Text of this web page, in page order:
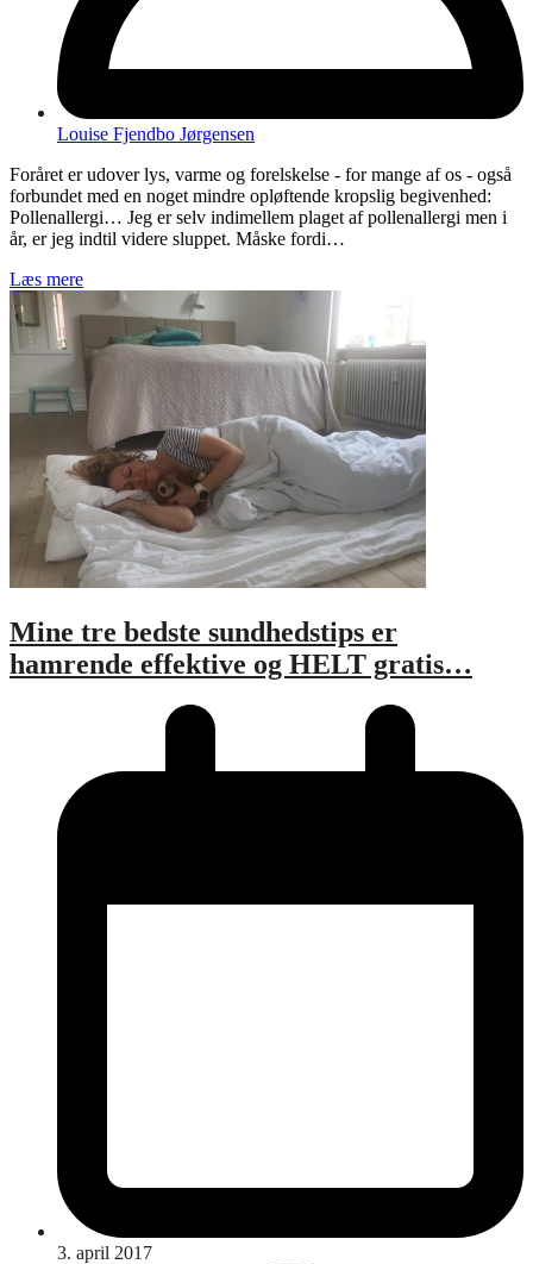
Louise Fjendbo Jørgensen
Foråret er udover lys, varme og forelskelse - for mange af os - også
forbundet med en noget mindre opløftende kropslig begivenhed:
Pollenallergi… Jeg er selv indimellem plaget af pollenallergi men i
år, er jeg indtil videre sluppet. Måske fordi…
Læs mere
Mine tre bedste sundhedstips er
hamrende effektive og HELT gratis…
3. april 2017